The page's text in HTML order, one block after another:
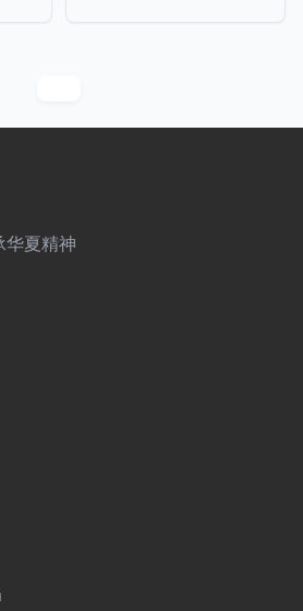
华夏精神